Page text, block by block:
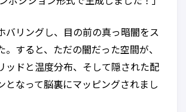
バリングし、目の前の真っ暗闇をス
。すると、ただの闇だった空間が、
ッドと温度分布、そして隠された配
となって脳裏にマッピングされまし